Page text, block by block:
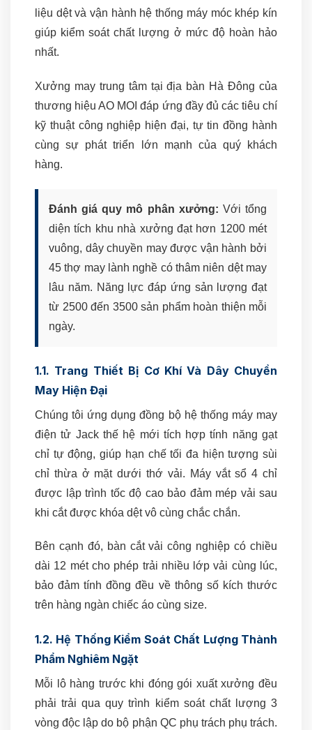
liệu dệt và vận hành hệ thống máy móc khép kín
giúp kiểm soát chất lượng ở mức độ hoàn hảo
nhất.
Xưởng may trung tâm tại địa bàn Hà Đông của
thương hiệu AO MOI đáp ứng đầy đủ các tiêu chí
kỹ thuật công nghiệp hiện đại, tự tin đồng hành
cùng sự phát triển lớn mạnh của quý khách
hàng.
Đánh giá quy mô phân xưởng: Với tổng
diện tích khu nhà xưởng đạt hơn 1200 mét
vuông, dây chuyền may được vận hành bởi
45 thợ may lành nghề có thâm niên dệt may
lâu năm. Năng lực đáp ứng sản lượng đạt
từ 2500 đến 3500 sản phẩm hoàn thiện mỗi
ngày.
1.1. Trang Thiết Bị Cơ Khí Và Dây Chuyền
May Hiện Đại
Chúng tôi ứng dụng đồng bộ hệ thống máy may
điện tử Jack thế hệ mới tích hợp tính năng gạt
chỉ tự động, giúp hạn chế tối đa hiện tượng sùi
chỉ thừa ở mặt dưới thớ vải. Máy vắt sổ 4 chỉ
được lập trình tốc độ cao bảo đảm mép vải sau
khi cắt được khóa dệt vô cùng chắc chắn.
Bên cạnh đó, bàn cắt vải công nghiệp có chiều
dài 12 mét cho phép trải nhiều lớp vải cùng lúc,
bảo đảm tính đồng đều về thông số kích thước
trên hàng ngàn chiếc áo cùng size.
1.2. Hệ Thống Kiểm Soát Chất Lượng Thành
Phẩm Nghiêm Ngặt
Mỗi lô hàng trước khi đóng gói xuất xưởng đều
phải trải qua quy trình kiểm soát chất lượng 3
vòng độc lập do bộ phận QC phụ trách phụ trách.